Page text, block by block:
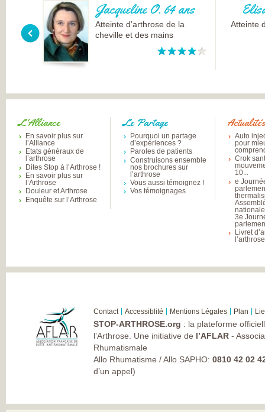
Jacqueline O. 64 ans
Atteinte d’arthrose de la
cheville et des mains
Atteinte
L'Alliance
En savoir plus sur
l’Alliance
Etats généraux de
l’arthrose
Dites Stop à l’Arthrose !
En savoir plus sur
l’Arthrose
Douleur et Arthrose
Enquête sur l’Arthrose
Le Partage
Pourquoi un partage
d’expériences ?
Paroles de patients
Construisons ensemble
nos brochures sur
l’arthrose
Vous aussi témoignez !
Vos témoignages
Auto
pour
Crok
10...
e
3e
Livret
l’arthrose
Contact Accessiblité Mentions Légales Plan
STOP-ARTHROSE.org : la plateforme
l’Arthrose. Une initiative de l’AFLAR -
Rhumatismale
Allo Rhumatisme / Allo SAPHO: 0810 42 02
d’un appel)